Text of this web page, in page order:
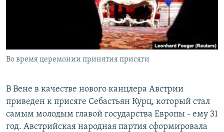
Русский
Во время церемонии принятия присяги
В Вене в качестве нового канцлера Австрии
приведен к присяге Себастьян Курц, который стал
самым молодым главой государства Европы - ему 31
год. Австрийская народная партия сформировала